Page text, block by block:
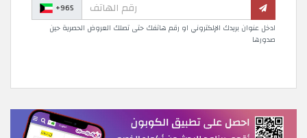
+965
ادخل عنوان بريدك الإلكتروني او رقم هاتفك حتى تصلك العروض الحصرية حين
صدورها